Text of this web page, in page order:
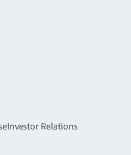
Investor Relations